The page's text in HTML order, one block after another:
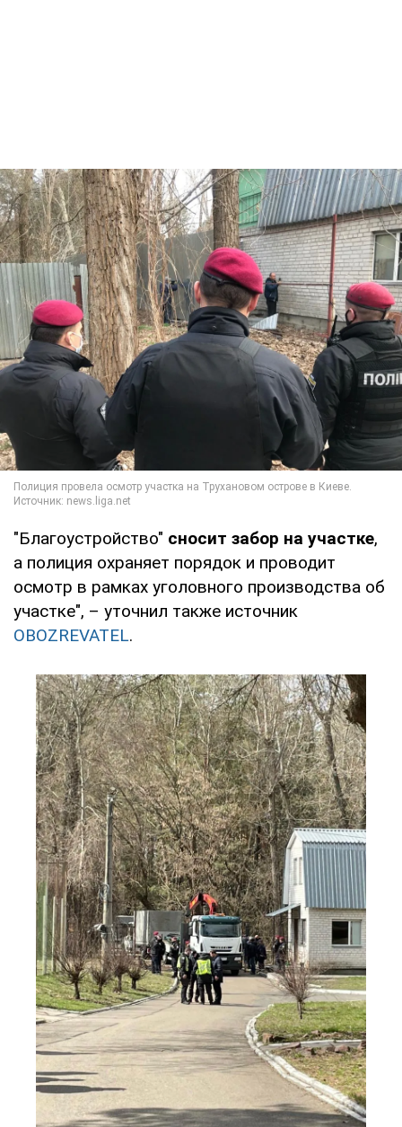
"Благоустройство" сносит забор на участке,
а полиция охраняет порядок и проводит
осмотр в рамках уголовного производства об
участке", – уточнил также источник
OBOZREVATEL.